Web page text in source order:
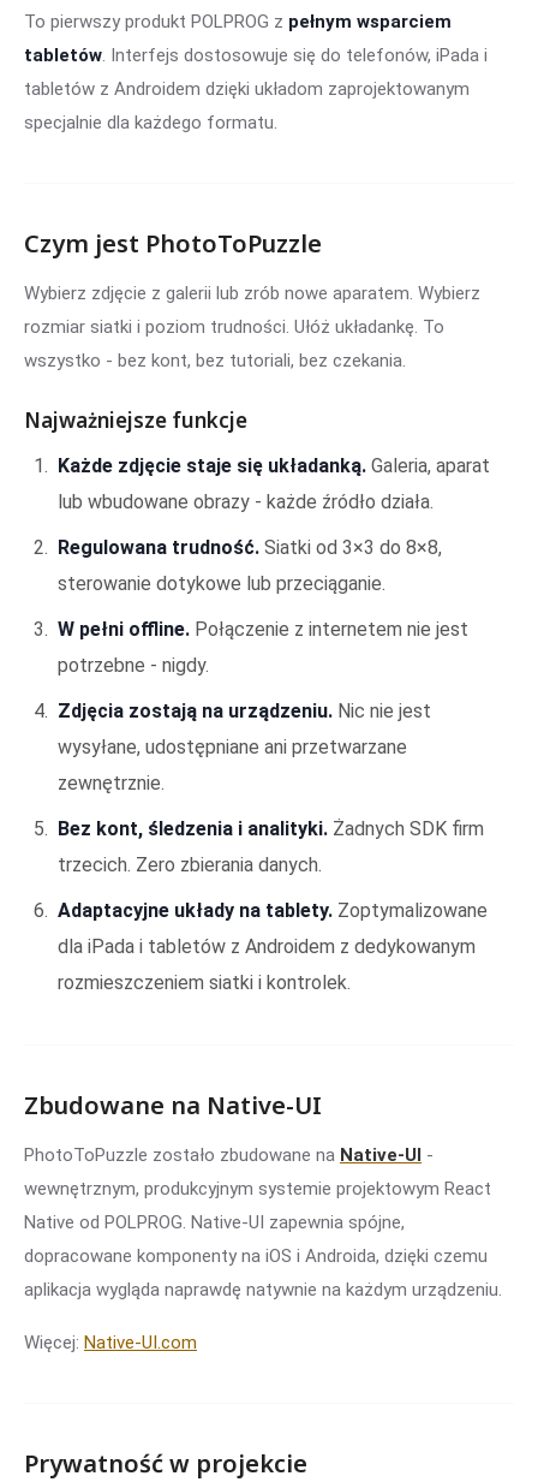
To pierwszy produkt POLPROG z pełnym wsparciem
tabletów. Interfejs dostosowuje się do telefonów, iPada i
tabletów z Androidem dzięki układom zaprojektowanym
specjalnie dla każdego formatu.
Czym jest PhotoToPuzzle
Wybierz zdjęcie z galerii lub zrób nowe aparatem. Wybierz
rozmiar siatki i poziom trudności. Ułóż układankę. To
wszystko - bez kont, bez tutoriali, bez czekania.
Najważniejsze funkcje
Każde zdjęcie staje się układanką. Galeria, aparat
lub wbudowane obrazy - każde źródło działa.
Regulowana trudność. Siatki od 3×3 do 8×8,
sterowanie dotykowe lub przeciąganie.
W pełni offline. Połączenie z internetem nie jest
potrzebne - nigdy.
Zdjęcia zostają na urządzeniu. Nic nie jest
wysyłane, udostępniane ani przetwarzane
zewnętrznie.
Bez kont, śledzenia i analityki. Żadnych SDK firm
trzecich. Zero zbierania danych.
Adaptacyjne układy na tablety. Zoptymalizowane
dla iPada i tabletów z Androidem z dedykowanym
rozmieszczeniem siatki i kontrolek.
Zbudowane na Native-UI
PhotoToPuzzle zostało zbudowane na Native-UI -
wewnętrznym, produkcyjnym systemie projektowym React
Native od POLPROG. Native-UI zapewnia spójne,
dopracowane komponenty na iOS i Androida, dzięki czemu
aplikacja wygląda naprawdę natywnie na każdym urządzeniu.
Więcej: Native-UI.com
Prywatność w projekcie